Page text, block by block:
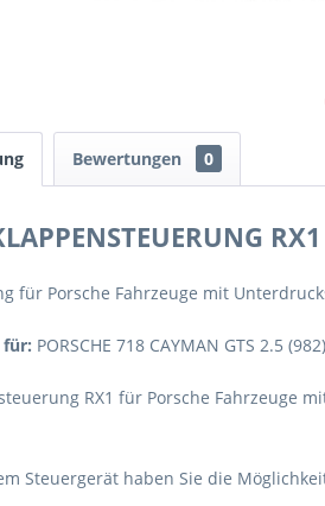
Bewertungen 0
für Porsche Fahrzeuge mit
für: PORSCHE 718 CAYMAN GTS 2.5 (982)
RX1 für Porsche Fahrzeuge
Steuergerät haben Sie die